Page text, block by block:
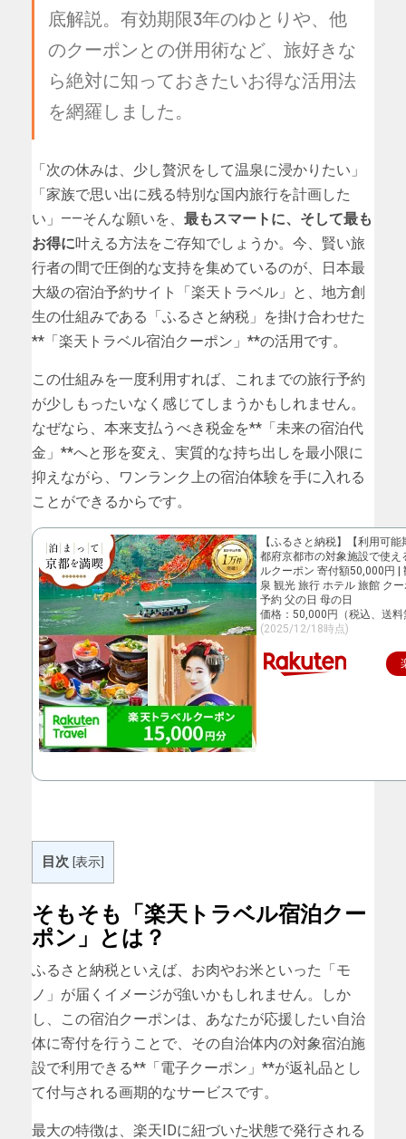
底解説。有効期限3年のゆとりや、他
のクーポンとの併用術など、旅好きな
ら絶対に知っておきたいお得な活用法
を網羅しました。
「次の休みは、少し贅沢をして温泉に浸かりたい」
「家族で思い出に残る特別な国内旅行を計画した
い」——そんな願いを、 最もスマートに、そして最も
お得に叶える方法をご存知でしょうか。今、賢い旅
行者の間で圧倒的な支持を集めているのが、日本最
大級の宿泊予約サイト「楽天トラベル」と、地方創
生の仕組みである「ふるさと納税」を掛け合わせた
**「楽天トラベル宿泊クーポン」**の活用です。
この仕組みを一度利用すれば、これまでの旅行予約
が少しもったいなく感じてしまうかもしれません。
なぜなら、本来支払うべき税金を**「未来の宿泊代
金」**へと形を変え、実質的な持ち出しを最小限に
抑えながら、ワンランク上の宿泊体験を手に入れる
ことができるからです。
【ふるさと納税】【利用可
都府京都市の対象施設で使え
ルクーポン 寄付額50,000円 |
泉 観光 旅行 ホテル 旅館 ク
予約 父の日 母の日
価格：50,000円（税込、送料
(2025/12/18時点)
目次 [表示]
そもそも「楽天トラベル宿泊クー
ポン」とは？
ふるさと納税といえば、お肉やお米といった「モ
ノ」が届くイメージが強いかもしれません。しか
し、この宿泊クーポンは、あなたが応援したい自治
体に寄付を行うことで、その自治体内の対象宿泊施
設で利用できる**「電子クーポン」**が返礼品とし
て付与される画期的なサービスです。
最大の特徴は、楽天IDに紐づいた状態で発行される